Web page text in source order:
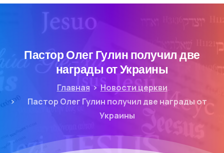
Пастор Олег Гулин получил две
награды от Украины
Главная
Новости церкви
Пастор Олег Гулин получил две награды от
Украины